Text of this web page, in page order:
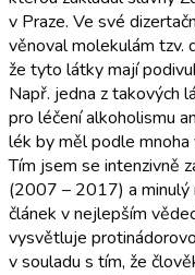
v Praze. Ve své
věnoval molekulám tzv.
že tyto látky mají
Např. jedna z takových
pro léčení alkoholismu
lék by měl podle
Tím jsem se intenzivně
(2007 – 2017) a minulý
článek v nejlepším
vysvětluje
v souladu s tím, že